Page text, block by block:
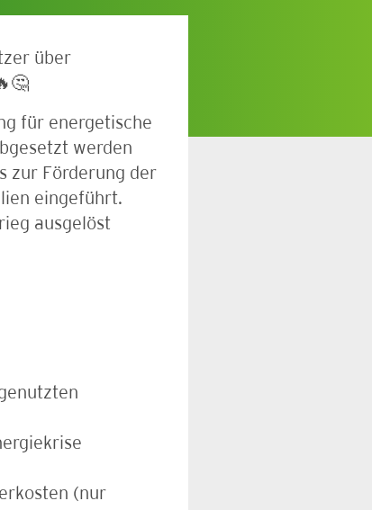
über
für energetische
werden
zur Förderung der
eingeführt.
ausgelöst
(nur